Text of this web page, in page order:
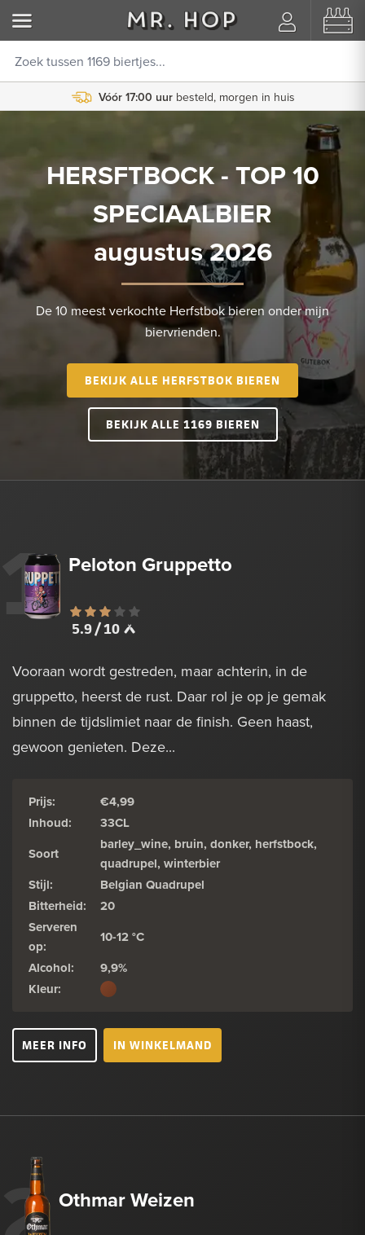
Vóór 17:00 uur besteld, morgen in huis
HERSFTBOCK - TOP 10
SPECIAALBIER
augustus 2026
De 10 meest verkochte Herfstbok bieren onder mijn
biervrienden.
BEKIJK ALLE HERFSTBOK BIEREN
BEKIJK ALLE 1169 BIEREN
1 Peloton Gruppetto
5.9 / 10
Vooraan wordt gestreden, maar achterin, in de
gruppetto, heerst de rust. Daar rol je op je gemak
binnen de tijdslimiet naar de finish. Geen haast,
gewoon genieten. Deze...
Prijs:
€4,99
Inhoud:
33CL
Soort
barley_wine, bruin, donker, herfstbock,
quadrupel, winterbier
Stijl:
Belgian Quadrupel
Bitterheid:
20
Serveren
op:
10-12 °C
Alcohol:
9,9%
Kleur:
MEER INFO IN WINKELMAND
Othmar Weizen